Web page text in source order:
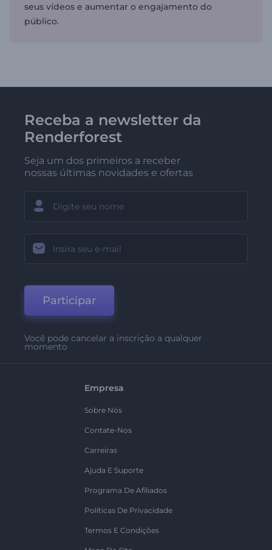
seus vídeos e aumentar o engajamento do
público.
Receba a newsletter da
Renderforest
Seja um dos primeiros a receber
nossas últimas novidades e ofertas
Participar
Você pode cancelar a inscrição a qualquer
momento
Empresa
Sobre Nós
Contate-Nos
Carreiras
Ajuda E Suporte
Programa De Afiliados
Políticas De Privacidade
Termos E Condições